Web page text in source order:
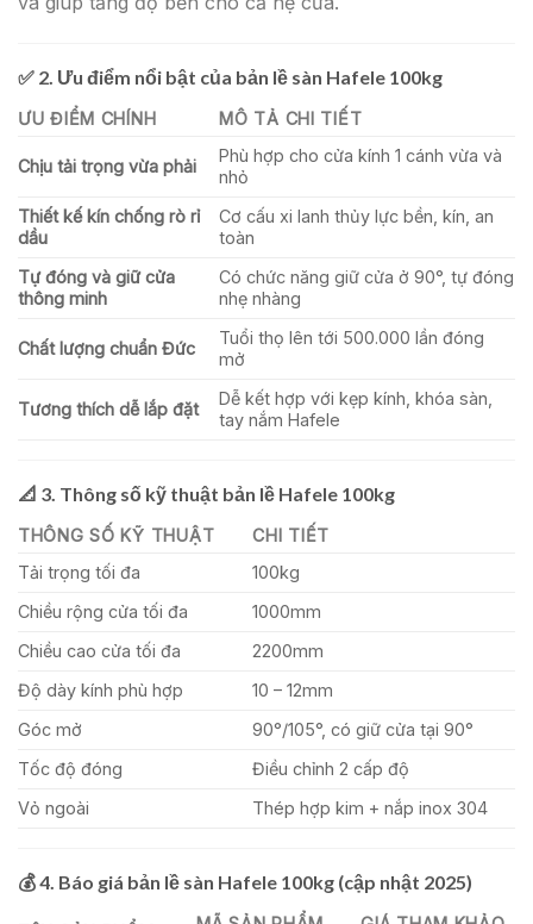
✅ 2. Ưu điểm nổi bật của bản lề sàn Hafele 100kg
ƯU ĐIỂM CHÍNH MÔ TẢ CHI TIẾT
Chịu tải trọng vừa phải
Phù hợp cho cửa kính 1 cánh vừa và
nhỏ
Thiết kế kín chống rò rỉ
dầu
Cơ cấu xi lanh thủy lực bền, kín, an
toàn
Tự đóng và giữ cửa
thông minh
Có chức năng giữ cửa ở 90°, tự đóng
nhẹ nhàng
Chất lượng chuẩn Đức
Tuổi thọ lên tới 500.000 lần đóng
mở
Tương thích dễ lắp đặt
Dễ kết hợp với kẹp kính, khóa sàn,
tay nắm Hafele
📐 3. Thông số kỹ thuật bản lề Hafele 100kg
THÔNG SỐ KỸ THUẬT
CHI TIẾT
Tải trọng tối đa
100kg
Chiều rộng cửa tối đa
1000mm
Chiều cao cửa tối đa
2200mm
Độ dày kính phù hợp
10 – 12mm
Góc mở
90°/105°, có giữ cửa tại 90°
Tốc độ đóng
Điều chỉnh 2 cấp độ
Vỏ ngoài
Thép hợp kim + nắp inox 304
💰 4. Báo giá bản lề sàn Hafele 100kg (cập nhật 2025)